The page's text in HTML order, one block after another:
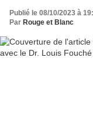
Publié le 08/10/2023 à
Par Rouge et Blanc